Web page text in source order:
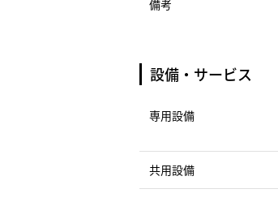
備考
設備・サービス
専用設備
共用設備